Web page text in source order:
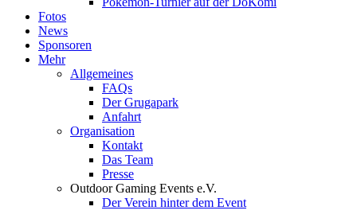
Fotos
News
Sponsoren
Mehr
Allgemeines
FAQs
Der Grugapark
Anfahrt
Organisation
Kontakt
Das Team
Presse
Outdoor Gaming Events e.V.
Der Verein hinter dem Event